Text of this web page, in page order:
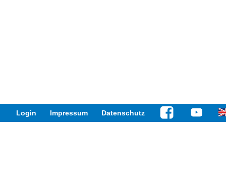
Login Impressum Datenschutz